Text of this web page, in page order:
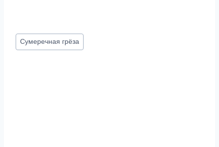
Метки
записи:
Сумеречная грёза